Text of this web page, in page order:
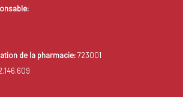
de la pharmacie:723001